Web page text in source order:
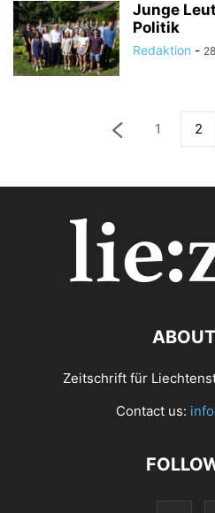
Junge
Politik
Redaktion -
1 2
Zeitschrift für
Contact us: